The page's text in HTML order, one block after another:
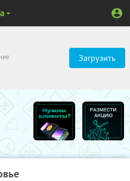
Загрузить